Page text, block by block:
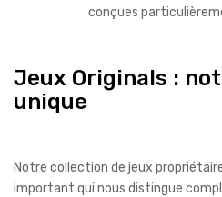
conçues
Jeux Originals :
unique
Notre collection de jeux
important qui nous distingue